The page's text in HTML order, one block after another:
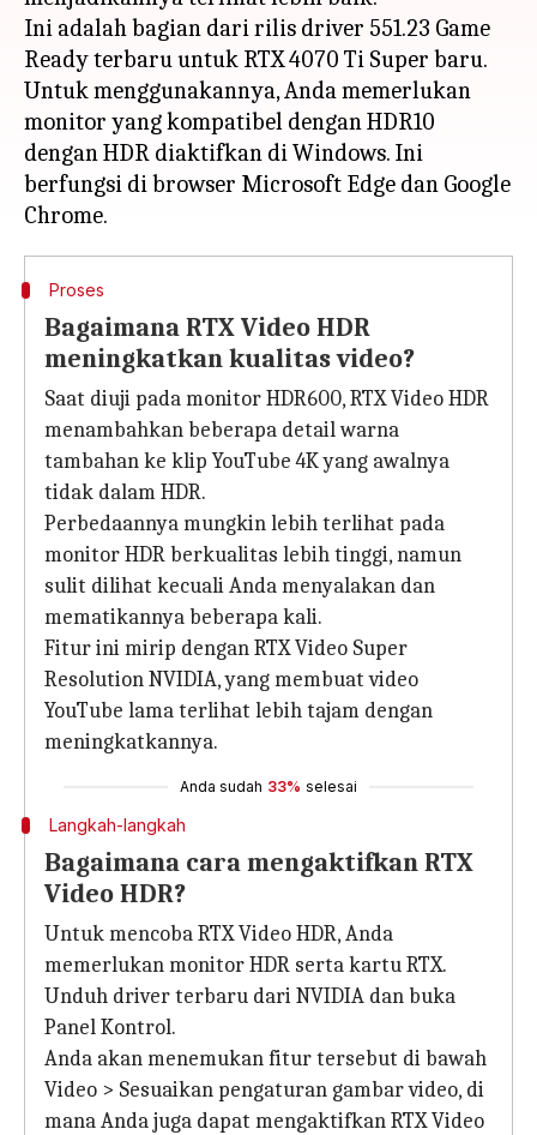
Ini adalah bagian dari rilis driver 551.23 Game
Ready terbaru untuk RTX 4070 Ti Super baru.
Untuk menggunakannya, Anda memerlukan
monitor yang kompatibel dengan HDR10
dengan HDR diaktifkan di Windows. Ini
berfungsi di browser Microsoft Edge dan Google
Proses
Bagaimana RTX Video HDR
meningkatkan kualitas video?
Saat diuji pada monitor HDR600, RTX Video HDR
menambahkan beberapa detail warna
tambahan ke klip YouTube 4K yang awalnya
tidak dalam HDR.
Perbedaannya mungkin lebih terlihat pada
monitor HDR berkualitas lebih tinggi, namun
sulit dilihat kecuali Anda menyalakan dan
mematikannya beberapa kali.
Fitur ini mirip dengan RTX Video Super
Resolution NVIDIA, yang membuat video
YouTube lama terlihat lebih tajam dengan
meningkatkannya.
Anda sudah 33% selesai
Langkah-langkah
Bagaimana cara mengaktifkan RTX
Video HDR?
Untuk mencoba RTX Video HDR, Anda
memerlukan monitor HDR serta kartu RTX.
Unduh driver terbaru dari NVIDIA dan buka
Panel Kontrol.
Anda akan menemukan fitur tersebut di bawah
Video > Sesuaikan pengaturan gambar video, di
mana Anda juga dapat mengaktifkan RTX Video